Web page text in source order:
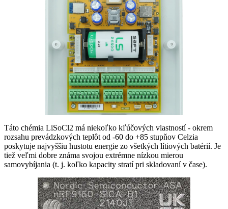
Táto chémia LiSoCl2 má niekoľko kľúčových vlastností - okrem
rozsahu prevádzkových teplôt od -60 do +85 stupňov Celzia
poskytuje najvyššiu hustotu energie zo všetkých lítiových batérií. Je
tiež veľmi dobre známa svojou extrémne nízkou mierou
samovybíjania (t. j. koľko kapacity stratí pri skladovaní v čase).